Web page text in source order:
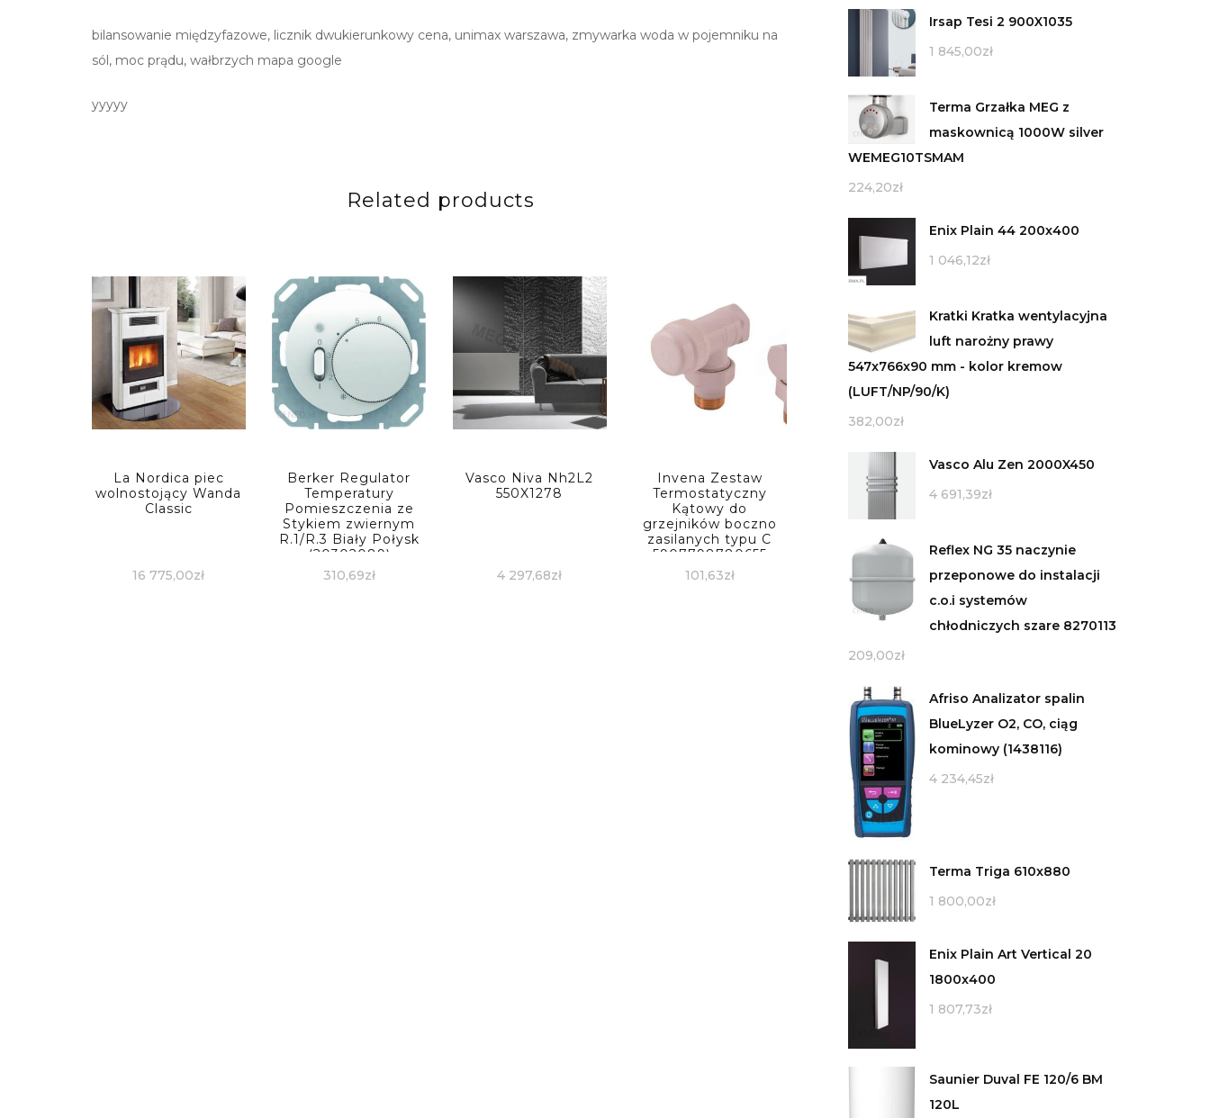
bilansowanie międzyfazowe, licznik dwukierunkowy cena, unimax warszawa, zmywarka woda w pojemniku na
sól, moc prądu, wałbrzych mapa google
yyyyy
Related products
La Nordica piec
wolnostojący Wanda
Classic
16 775,00zł
Berker Regulator
Temperatury
Pomieszczenia ze
Stykiem zwiernym
R.1/R.3 Biały Połysk
(20302089)
310,69zł
Vasco Niva Nh2L2
550X1278
4 297,68zł
Invena Zestaw
Termostatyczny
Kątowy do
grzejników boczno
zasilanych typu C
5907798780655
101,63zł
Irsap Tesi 2 900X1035
1 845,00zł
Terma Grzałka MEG z
maskownicą 1000W silver
WEMEG10TSMAM
224,20zł
Enix Plain 44 200x400
1 046,12zł
Kratki Kratka wentylacyjna
luft narożny prawy
547x766x90 mm - kolor kremow
(LUFT/NP/90/K)
382,00zł
Vasco Alu Zen 2000X450
4 691,39zł
Reflex NG 35 naczynie
przeponowe do instalacji
c.o.i systemów
chłodniczych szare 8270113
209,00zł
Afriso Analizator spalin
BlueLyzer O2, CO, ciąg
kominowy (1438116)
4 234,45zł
Terma Triga 610x880
1 800,00zł
Enix Plain Art Vertical 20
1800x400
1 807,73zł
Saunier Duval FE 120/6 BM
120L